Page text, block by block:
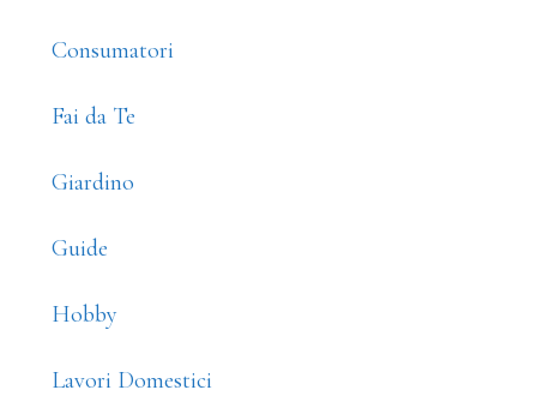
Consumatori
Fai da Te
Giardino
Guide
Hobby
Lavori Domestici